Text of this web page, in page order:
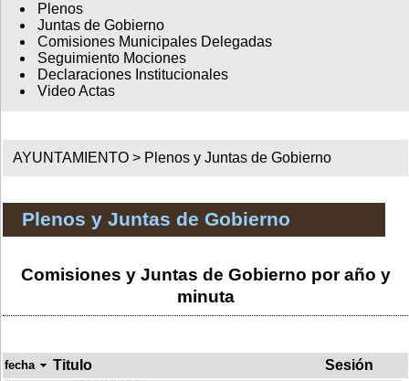
Plenos
Juntas de Gobierno
Comisiones Municipales Delegadas
Seguimiento Mociones
Declaraciones Institucionales
Video Actas
AYUNTAMIENTO > Plenos y Juntas de Gobierno
Plenos y Juntas de Gobierno
Comisiones y Juntas de Gobierno por año y
minuta
fecha Titulo
Sesión